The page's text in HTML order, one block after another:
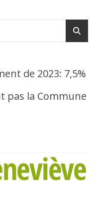
de 2023: 7,5%
pas la Commune